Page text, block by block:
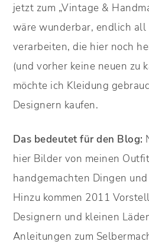
jetzt zum „Vintage &
wäre wunderbar, endlich all
verarbeiten, die hier noch
(und vorher keine neuen zu
möchte ich Kleidung
Designern kaufen.
Das bedeutet für den Blog:
hier Bilder von meinen
handgemachten Dingen
Hinzu kommen 2011
Designern und kleinen
Anleitungen zum